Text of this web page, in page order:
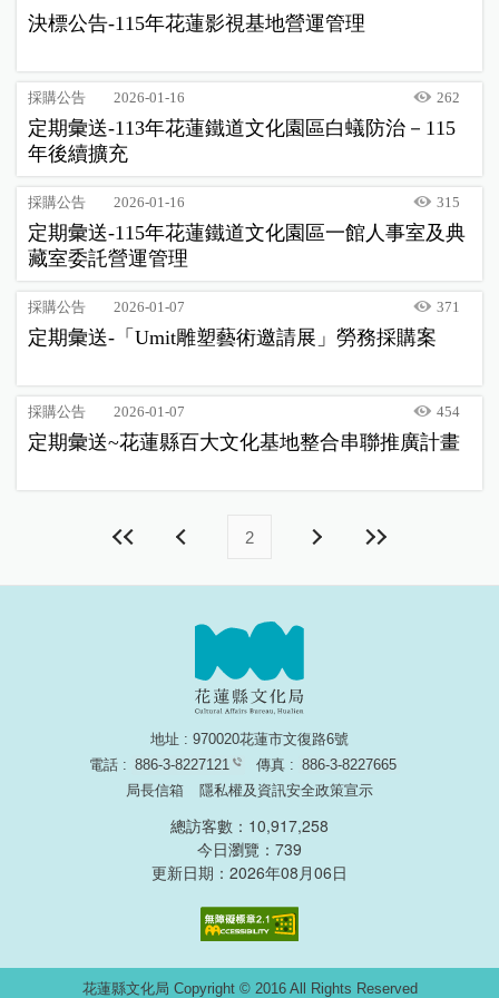
決標公告-115年花蓮影視基地營運管理
採購公告 2026-01-16 262
定期彙送-113年花蓮鐵道文化園區白蟻防治－115
年後續擴充
採購公告 2026-01-16 315
定期彙送-115年花蓮鐵道文化園區一館人事室及典
藏室委託營運管理
採購公告 2026-01-07 371
定期彙送-「Umit雕塑藝術邀請展」勞務採購案
採購公告 2026-01-07 454
定期彙送~花蓮縣百大文化基地整合串聯推廣計畫
2
地址 : 970020花蓮市文復路6號
電話 : 886-3-8227121 傳真 : 886-3-8227665
局長信箱
隱私權及資訊安全政策宣示
總訪客數：10,917,258
今日瀏覽：739
更新日期：2026年08月06日
花蓮縣文化局 Copyright © 2016 All Rights Reserved